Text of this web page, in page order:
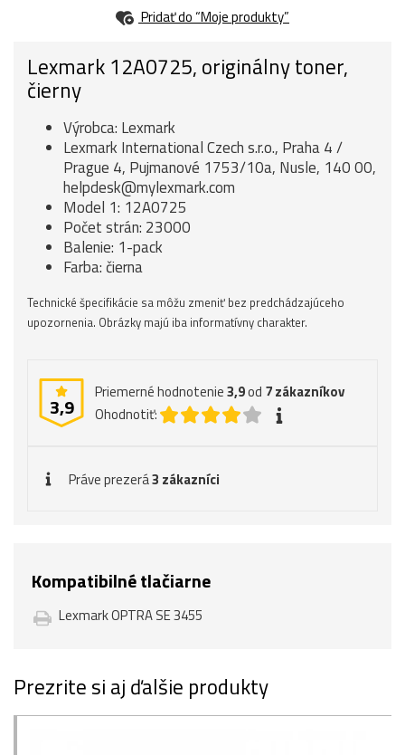
Pridať do “Moje produkty”
Lexmark 12A0725, originálny toner,
čierny
Výrobca: Lexmark
Lexmark International Czech s.r.o., Praha 4 /
Prague 4, Pujmanové 1753/10a, Nusle, 140 00,
helpdesk@mylexmark.com
Model 1: 12A0725
Počet strán: 23000
Balenie: 1-pack
Farba: čierna
Technické špecifikácie sa môžu zmeniť bez predchádzajúceho
upozornenia. Obrázky majú iba informatívny charakter.
3,9
Priemerné hodnotenie3,9od 7zákazníkov
Ohodnotiť:
Práve prezerá3 zákazníci
Kompatibilné tlačiarne
Lexmark OPTRA SE 3455
Prezrite si aj ďalšie produkty